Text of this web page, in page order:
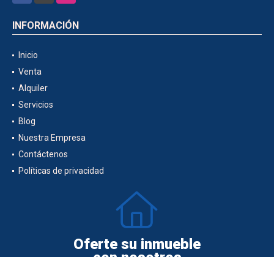
INFORMACIÓN
Inicio
Venta
Alquiler
Servicios
Blog
Nuestra Empresa
Contáctenos
Políticas de privacidad
Oferte su inmueble